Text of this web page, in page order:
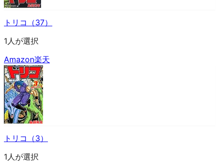
トリコ（37）
1人が選択
Amazon楽天
トリコ（3）
1人が選択